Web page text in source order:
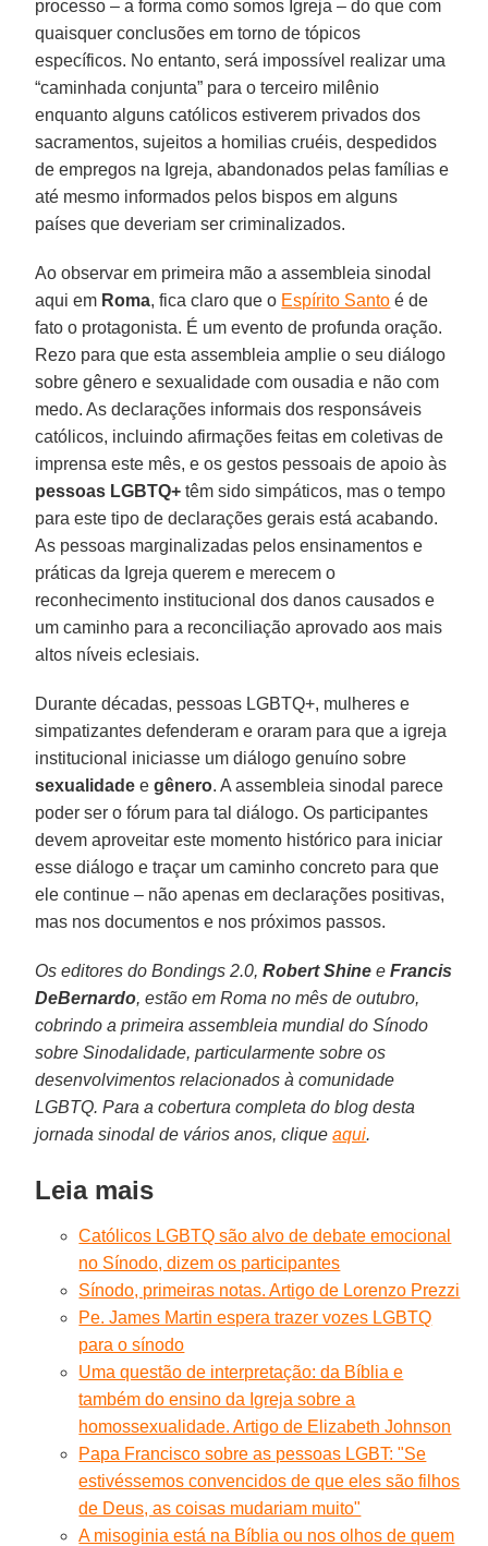
processo – a forma como somos Igreja – do que com
quaisquer conclusões em torno de tópicos
específicos. No entanto, será impossível realizar uma
“caminhada conjunta” para o terceiro milênio
enquanto alguns católicos estiverem privados dos
sacramentos, sujeitos a homilias cruéis, despedidos
de empregos na Igreja, abandonados pelas famílias e
até mesmo informados pelos bispos em alguns
países que deveriam ser criminalizados.
Ao observar em primeira mão a assembleia sinodal
aqui em Roma, fica claro que o Espírito Santo é de
fato o protagonista. É um evento de profunda oração.
Rezo para que esta assembleia amplie o seu diálogo
sobre gênero e sexualidade com ousadia e não com
medo. As declarações informais dos responsáveis ​​
católicos, incluindo afirmações feitas em coletivas de
imprensa este mês, e os gestos pessoais de apoio às
pessoas LGBTQ+ têm sido simpáticos, mas o tempo
para este tipo de declarações gerais está acabando.
As pessoas marginalizadas pelos ensinamentos e
práticas da Igreja querem e merecem o
reconhecimento institucional dos danos causados ​​e
um caminho para a reconciliação aprovado aos mais
altos níveis eclesiais.
Durante décadas, pessoas LGBTQ+, mulheres e
simpatizantes defenderam e oraram para que a igreja
institucional iniciasse um diálogo genuíno sobre
sexualidade egênero. A assembleia sinodal parece
poder ser o fórum para tal diálogo. Os participantes
devem aproveitar este momento histórico para iniciar
esse diálogo e traçar um caminho concreto para que
ele continue – não apenas em declarações positivas,
mas nos documentos e nos próximos passos.
Os editores do Bondings 2.0,Robert Shine eFrancis
DeBernardo, estão em Roma no mês de outubro,
cobrindo a primeira assembleia mundial do Sínodo
sobre Sinodalidade, particularmente sobre os
desenvolvimentos relacionados à comunidade
LGBTQ. Para a cobertura completa do blog desta
jornada sinodal de vários anos, cliqueaqui.
Leia mais
Católicos LGBTQ são alvo de debate emocional
no Sínodo, dizem os participantes
Sínodo, primeiras notas. Artigo de Lorenzo Prezzi
Pe. James Martin espera trazer vozes LGBTQ
para o sínodo
Uma questão de interpretação: da Bíblia e
também do ensino da Igreja sobre a
homossexualidade. Artigo de Elizabeth Johnson
Papa Francisco sobre as pessoas LGBT: "Se
estivéssemos convencidos de que eles são filhos
de Deus, as coisas mudariam muito"
A misoginia está na Bíblia ou nos olhos de quem